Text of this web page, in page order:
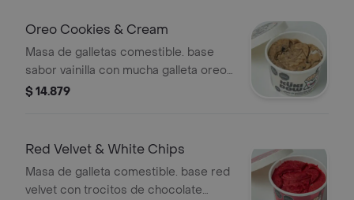
Oreo Cookies & Cream
Masa de galletas comestible. base
sabor vainilla con mucha galleta oreo.
contenido 110gr.
$ 14.879
Red Velvet & White Chips
Masa de galleta comestible. base red
velvet con trocitos de chocolate